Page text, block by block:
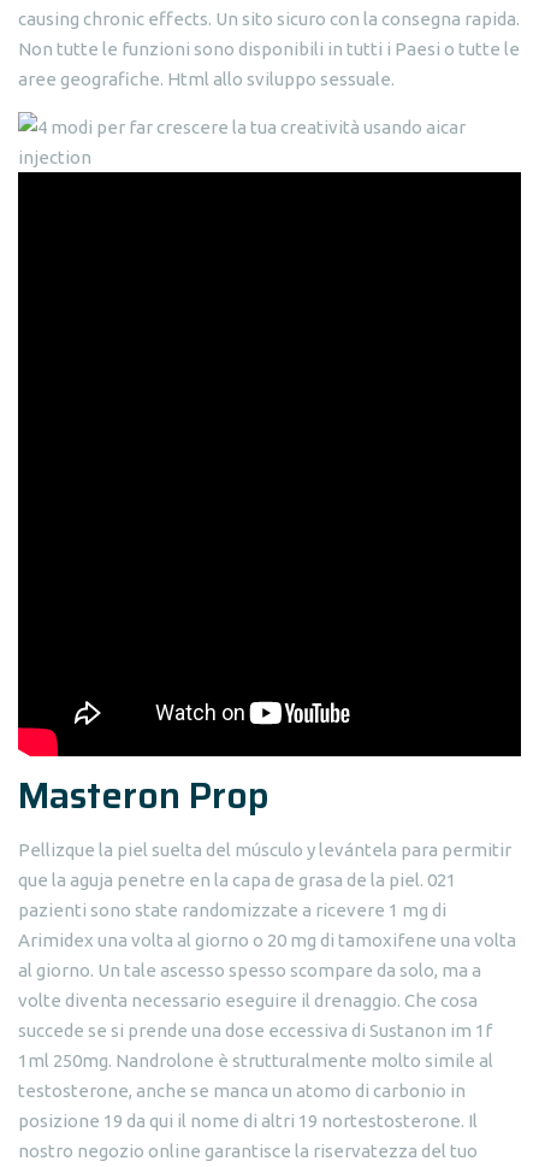
causing chronic effects. Un sito sicuro con la consegna rapida.
Non tutte le funzioni sono disponibili in tutti i Paesi o tutte le
aree geografiche. Html allo sviluppo sessuale.
Masteron Prop
Pellizque la piel suelta del músculo y levántela para permitir
que la aguja penetre en la capa de grasa de la piel. 021
pazienti sono state randomizzate a ricevere 1 mg di
Arimidex una volta al giorno o 20 mg di tamoxifene una volta
al giorno. Un tale ascesso spesso scompare da solo, ma a
volte diventa necessario eseguire il drenaggio. Che cosa
succede se si prende una dose eccessiva di Sustanon im 1f
1ml 250mg. Nandrolone è strutturalmente molto simile al
testosterone, anche se manca un atomo di carbonio in
posizione 19 da qui il nome di altri 19 nortestosterone. Il
nostro negozio online garantisce la riservatezza del tuo